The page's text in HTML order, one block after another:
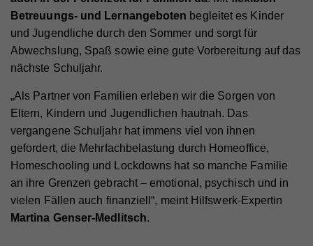
Betreuungs- und Lernangeboten begleitet es Kinder
und Jugendliche durch den Sommer und sorgt für
Abwechslung, Spaß sowie eine gute Vorbereitung auf das
nächste Schuljahr.
„Als Partner von Familien erleben wir die Sorgen von
Eltern, Kindern und Jugendlichen hautnah. Das
vergangene Schuljahr hat immens viel von ihnen
gefordert, die Mehrfachbelastung durch Homeoffice,
Homeschooling und Lockdowns hat so manche Familie
an ihre Grenzen gebracht – emotional, psychisch und in
vielen Fällen auch finanziell“, meint Hilfswerk-Expertin
Martina Genser-Medlitsch.